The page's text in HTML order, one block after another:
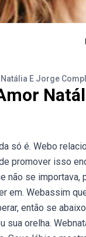
E Jorge
só é. Webo
promover isso
não se importava,
em. Webassim
então se
sua orelha.